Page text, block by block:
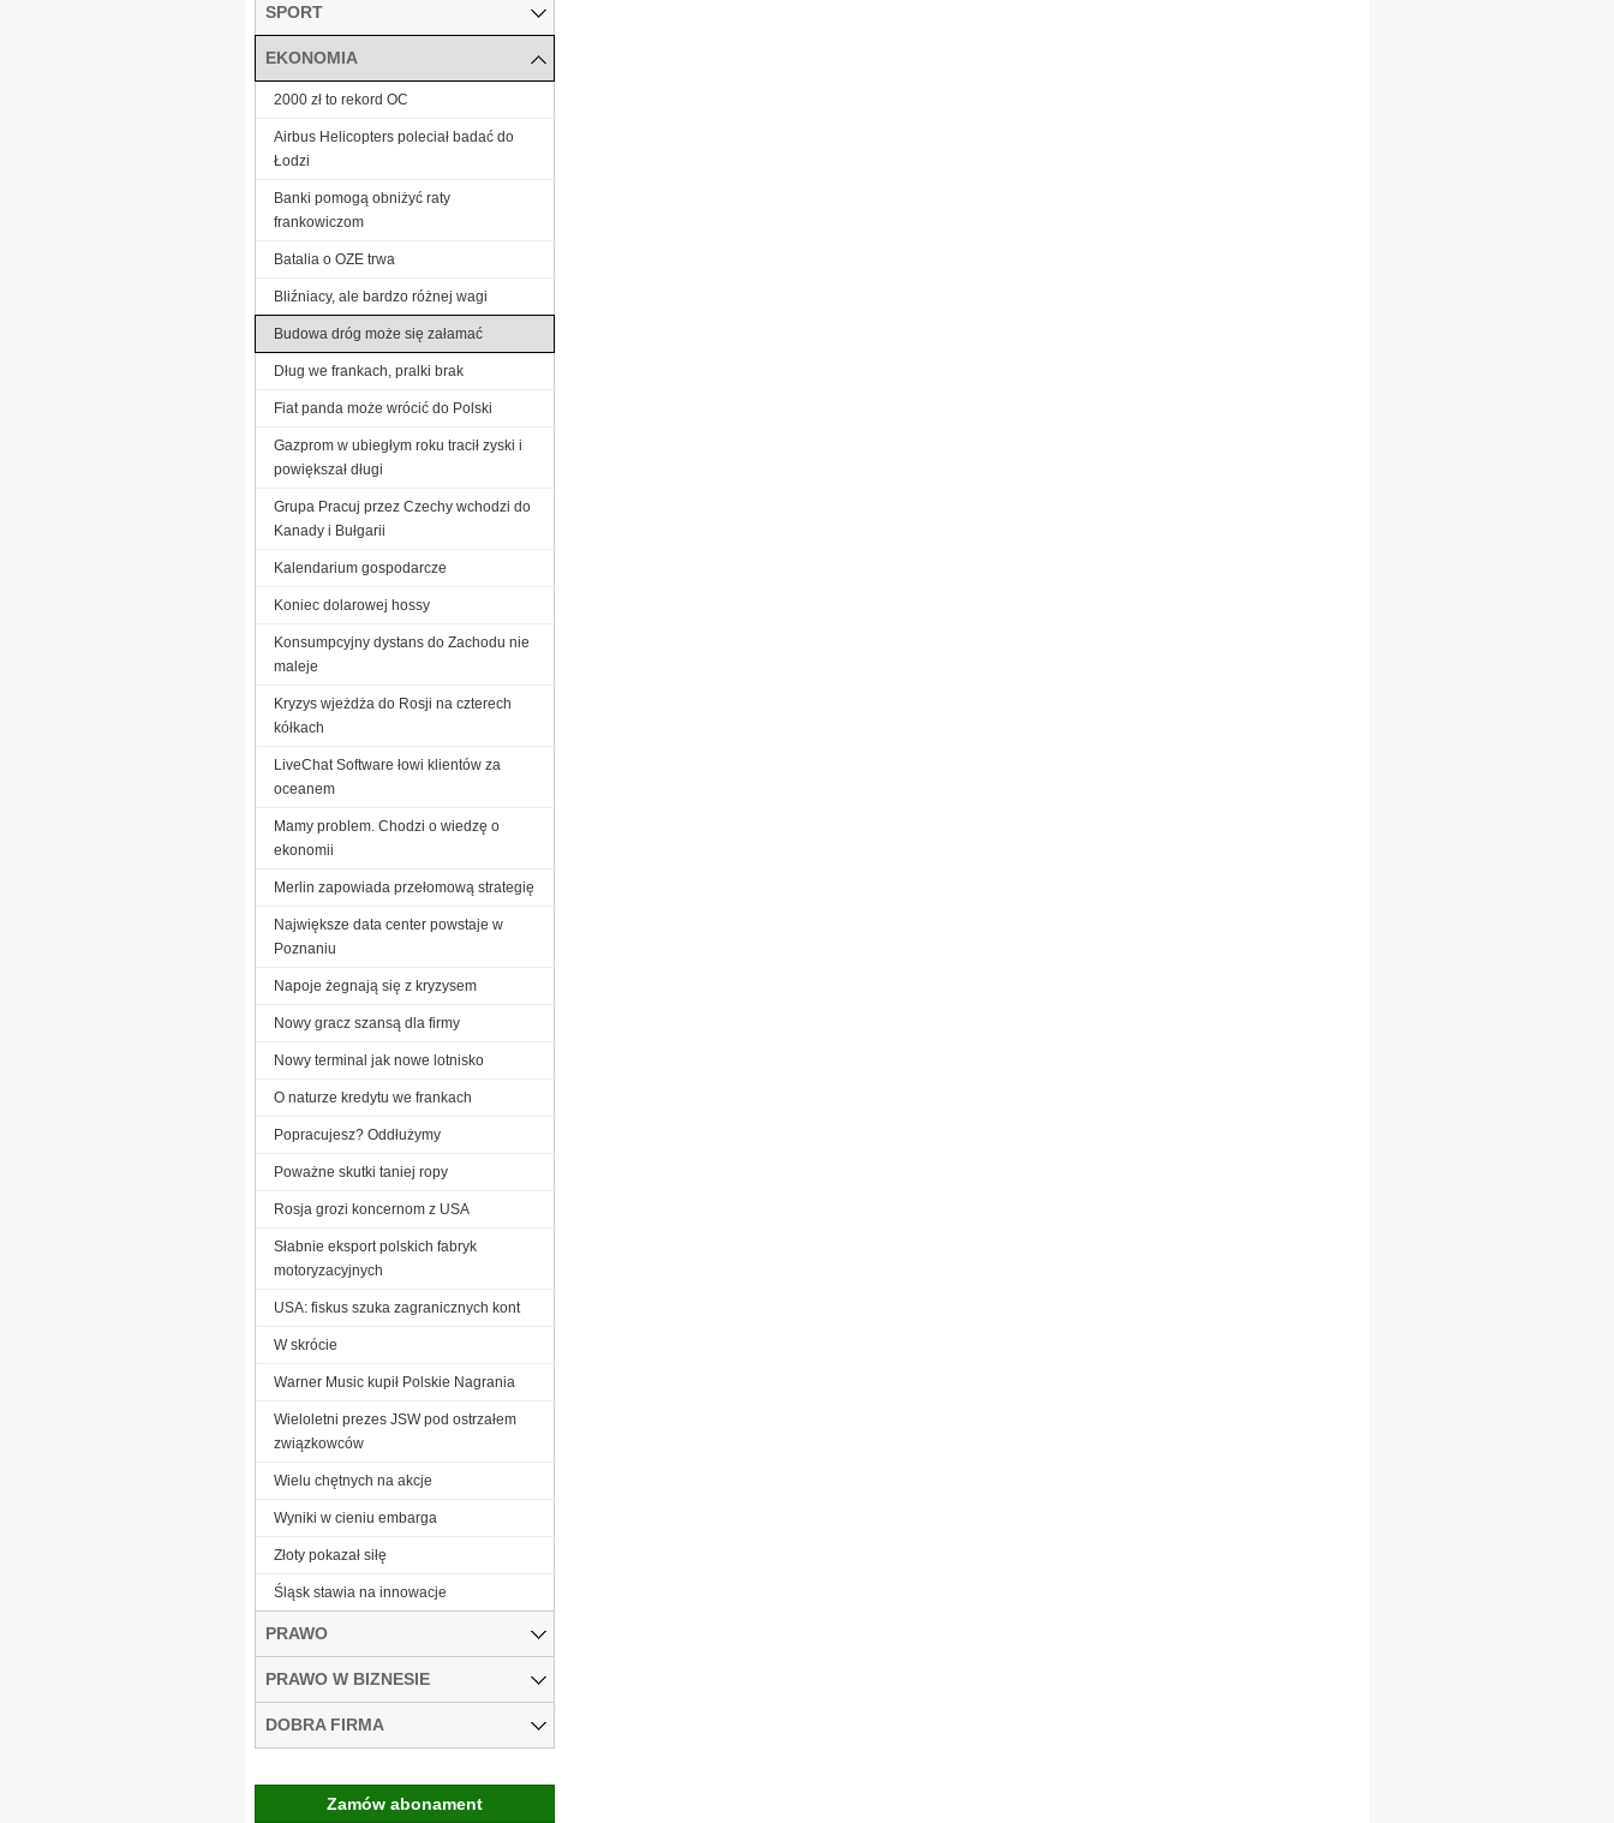
SPORT
EKONOMIA
2000 zł to rekord OC
Airbus Helicopters poleciał badać do
Łodzi
Banki pomogą obniżyć raty
frankowiczom
Batalia o OZE trwa
Bliźniacy, ale bardzo różnej wagi
Budowa dróg może się załamać
Dług we frankach, pralki brak
Fiat panda może wrócić do Polski
Gazprom w ubiegłym roku tracił zyski i
powiększał długi
Grupa Pracuj przez Czechy wchodzi do
Kanady i Bułgarii
Kalendarium gospodarcze
Koniec dolarowej hossy
Konsumpcyjny dystans do Zachodu nie
maleje
Kryzys wjeżdża do Rosji na czterech
kółkach
LiveChat Software łowi klientów za
oceanem
Mamy problem. Chodzi o wiedzę o
ekonomii
Merlin zapowiada przełomową strategię
Największe data center powstaje w
Poznaniu
Napoje żegnają się z kryzysem
Nowy gracz szansą dla firmy
Nowy terminal jak nowe lotnisko
O naturze kredytu we frankach
Popracujesz? Oddłużymy
Poważne skutki taniej ropy
Rosja grozi koncernom z USA
Słabnie eksport polskich fabryk
motoryzacyjnych
USA: fiskus szuka zagranicznych kont
W skrócie
Warner Music kupił Polskie Nagrania
Wieloletni prezes JSW pod ostrzałem
związkowców
Wielu chętnych na akcje
Wyniki w cieniu embarga
Złoty pokazał siłę
Śląsk stawia na innowacje
PRAWO
PRAWO W BIZNESIE
DOBRA FIRMA
Zamów abonament